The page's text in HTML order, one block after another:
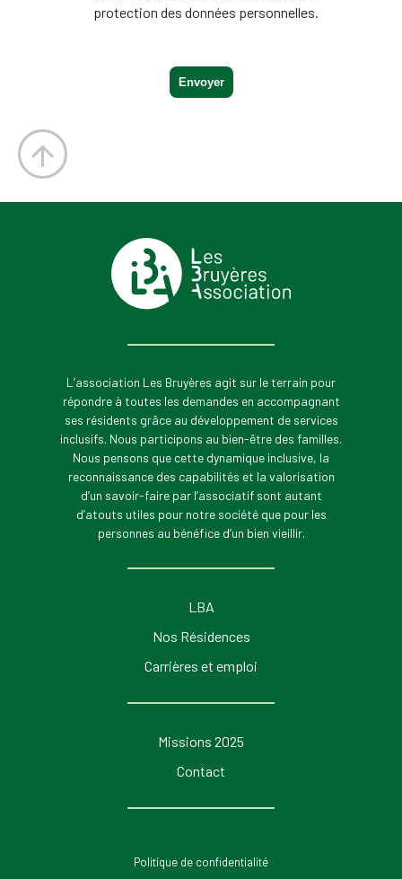
protection des données personnelles.
L’association Les Bruyères agit sur le terrain pour
répondre à toutes les demandes en accompagnant
ses résidents grâce au développement de services
inclusifs. Nous participons au bien-être des familles.
Nous pensons que cette dynamique inclusive, la
reconnaissance des capabilités et la valorisation
d’un savoir-faire par l’associatif sont autant
d’atouts utiles pour notre société que pour les
personnes au bénéfice d’un bien vieillir.
LBA
Nos Résidences
Carrières et emploi
Missions 2025
Contact
Politique de confidentialité